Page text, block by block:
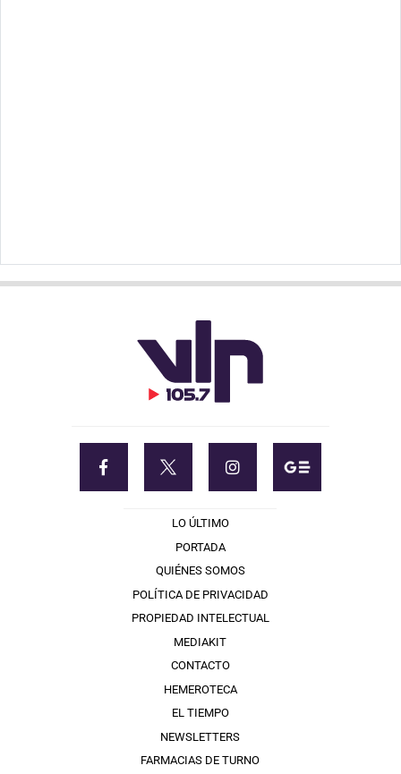
LO ÚLTIMO
PORTADA
QUIÉNES SOMOS
POLÍTICA DE PRIVACIDAD
PROPIEDAD INTELECTUAL
MEDIAKIT
CONTACTO
HEMEROTECA
EL TIEMPO
NEWSLETTERS
FARMACIAS DE TURNO